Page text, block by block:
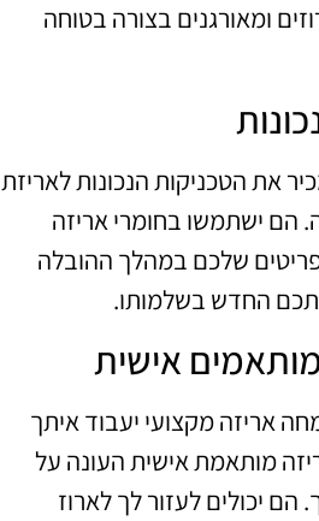
ומאורגנים בצורה בטוחה
את הטכניקות הנכונות לאריזת
הם ישתמשו בחומרי אריזה
שלכם במהלך ההובלה
החדש בשלמותו.
אישית
אריזה מקצועי יעבוד איתך
מותאמת אישית העונה על
יכולים לעזור לך לארוז